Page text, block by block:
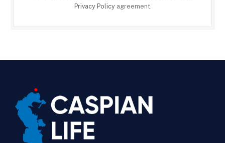
Privacy Policyagreement.